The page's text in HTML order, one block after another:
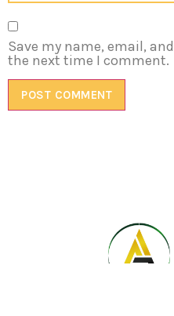
Save my name, email,
the next time I comment.